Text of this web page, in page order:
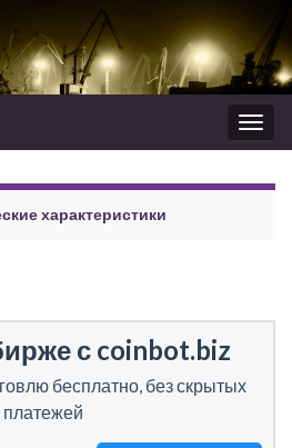
Вкл/
выкл
характеристики
с coinbot.biz
бесплатно, без скрытых
платежей